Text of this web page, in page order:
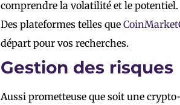
comprendre la volatilité et le potentiel.
Des plateformes telles que
départ pour vos recherches.
Gestion des risques
Aussi prometteuse que soit une